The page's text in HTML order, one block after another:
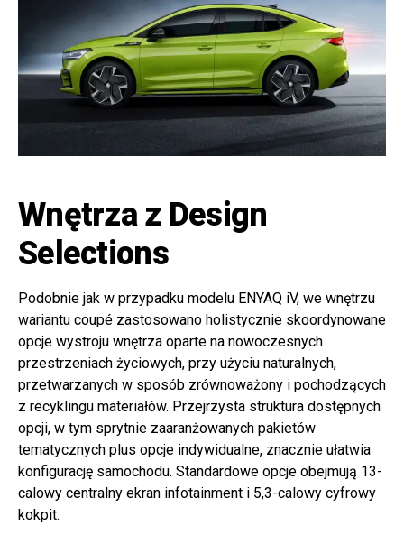
Wnętrza z Design
Selections
Podobnie jak w przypadku modelu ENYAQ iV, we wnętrzu
wariantu coupé zastosowano holistycznie skoordynowane
opcje wystroju wnętrza oparte na nowoczesnych
przestrzeniach życiowych, przy użyciu naturalnych,
przetwarzanych w sposób zrównoważony i pochodzących
z recyklingu materiałów. Przejrzysta struktura dostępnych
opcji, w tym sprytnie zaaranżowanych pakietów
tematycznych plus opcje indywidualne, znacznie ułatwia
konfigurację samochodu. Standardowe opcje obejmują 13-
calowy centralny ekran infotainment i 5,3-calowy cyfrowy
kokpit.